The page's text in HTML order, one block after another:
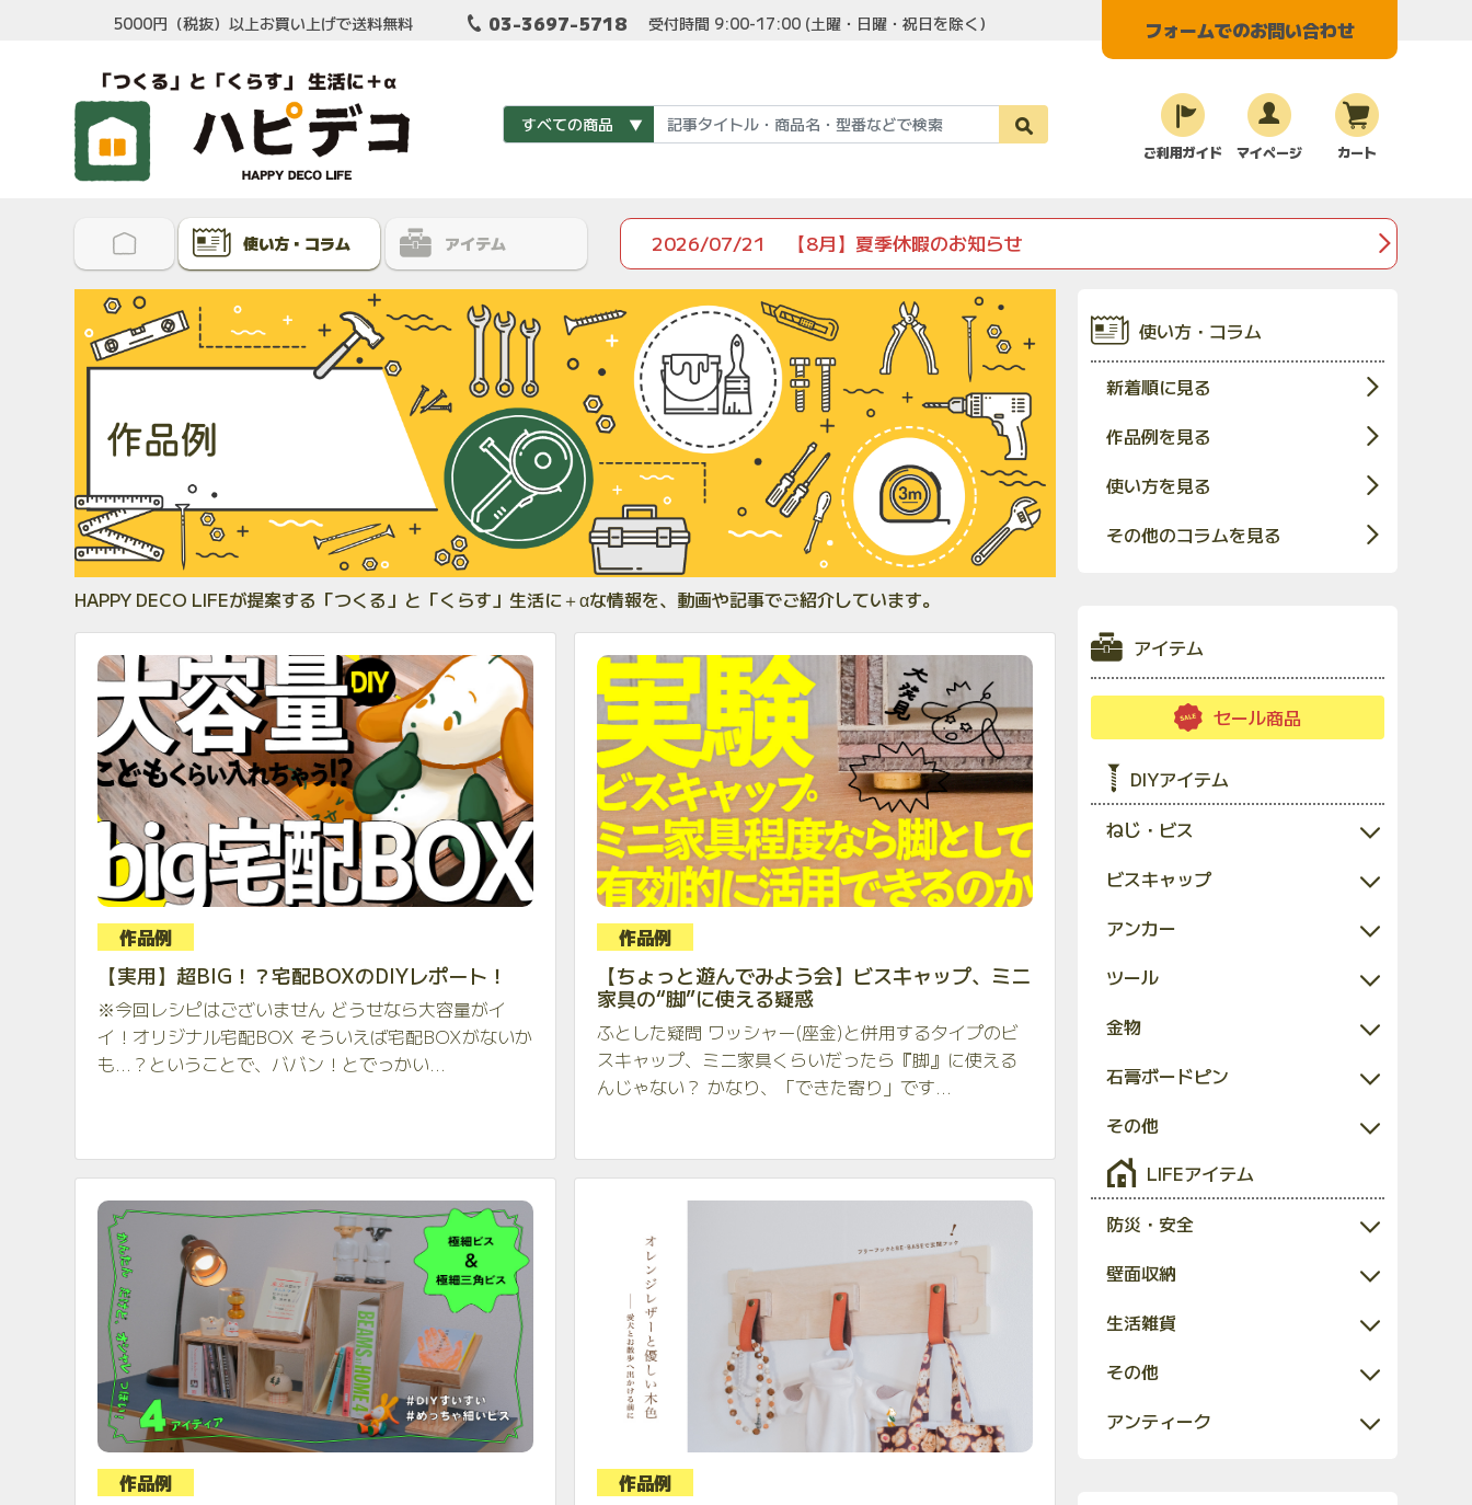
5000円（税抜）以上お買い上げで送料無料 03-3697-5718 受付時間 9:00-17:00 (土曜・日曜・祝日を除く） フォームでのお問い合わせ
ご利用ガイド マイページ カート
使い方・コラム アイテム 2026/07/21 【8月】夏季休暇のお知らせ
HAPPY DECO LIFEが提案する「つくる」と「くらす」生活に＋αな情報を、動画や記事でご紹介しています。
作品例
【実用】超BIG！？宅配BOXのDIYレポート！
※今回レシピはございません どうせなら大容量がイ
イ！オリジナル宅配BOX そういえば宅配BOXがないか
も…？ということで、ババン！とでっかい...
作品例
【ちょっと遊んでみよう会】ビスキャップ、ミニ
家具の“脚”に使える疑惑
ふとした疑問 ワッシャー(座金)と併用するタイプのビ
スキャップ、ミニ家具くらいだったら『脚』に使える
んじゃない？ かなり、「できた寄り」です...
作品例 作品例
使い方・コラム
新着順に見る
作品例を見る
使い方を見る
その他のコラムを見る
アイテム
セール商品
DIYアイテム
ねじ・ビス
ビスキャップ
アンカー
ツール
金物
石膏ボードピン
その他
LIFEアイテム
防災・安全
壁面収納
生活雑貨
その他
アンティーク